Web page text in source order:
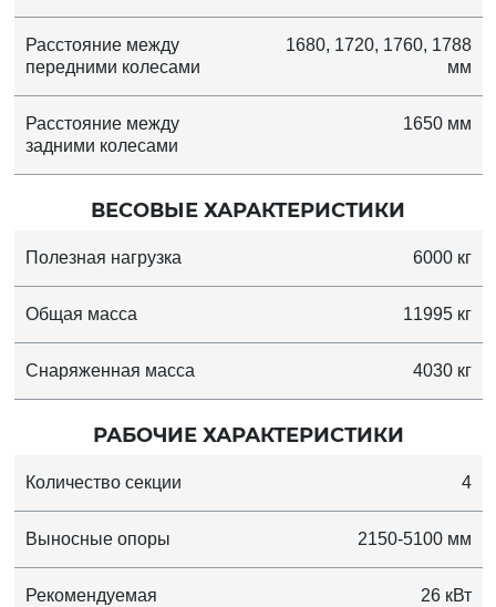
Расстояние между
передними колесами
1680, 1720, 1760, 1788
мм
Расстояние между
задними колесами
1650 мм
ВЕСОВЫЕ ХАРАКТЕРИСТИКИ
Полезная нагрузка 6000 кг
Общая масса 11995 кг
Снаряженная масса 4030 кг
РАБОЧИЕ ХАРАКТЕРИСТИКИ
Количество секции 4
Выносные опоры 2150-5100 мм
Рекомендуемая
26 кВт